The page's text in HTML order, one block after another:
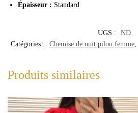
Épaisseur : Standard
UGS :
ND
Catégories :
Chemise de nuit pilou femme,
Produits similaires